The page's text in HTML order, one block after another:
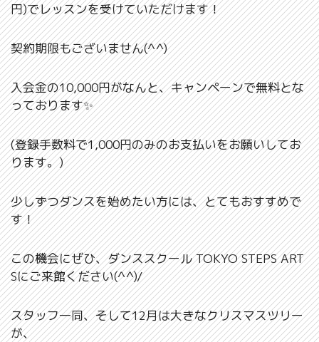
円)でレッスンを受けていただけます！
契約期限もございません(^^)
入会金の10,000円がなんと、キャンペーンで無料とな
っております✨
(登録手数料で1,000円のみのお支払いをお願いしてお
ります。)
少しずつダンスを始めたい方には、とてもおすすめで
す！
この機会にぜひ、ダンススクール TOKYO STEPS ART
Sにご来館ください(^^)/
スタッフ一同、そして12月は大きなクリスマスツリー
が、